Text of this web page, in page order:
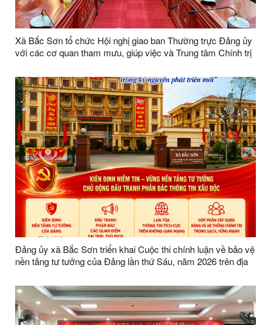
Xã Bắc Sơn tổ chức Hội nghị giao ban Thường trực Đảng ủy
với các cơ quan tham mưu, giúp việc và Trung tâm Chính trị
Đảng ủy xã Bắc Sơn triển khai Cuộc thi chính luận về bảo vệ
nền tảng tư tưởng của Đảng lần thứ Sáu, năm 2026 trên địa